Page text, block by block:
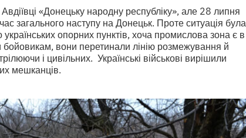
«Донецьку народну республіку», але 28 липня
загального наступу на Донецьк. Проте ситуація була
опорних пунктів, хоча промислова зона є в
вони перетинали лінію розмежування й
і цивільних. Українські військові вирішили
мешканців.